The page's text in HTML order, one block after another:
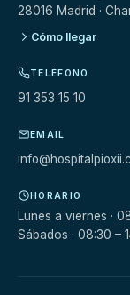
28016 Madrid ·
Cómo llegar
TELÉFONO
91 353 15 10
EMAIL
HORARIO
Lunes a viernes ·
Sábados · 08:30 –